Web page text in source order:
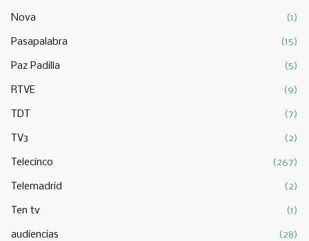
Nova (1)
Pasapalabra (15)
Paz Padilla (5)
RTVE (9)
TDT (7)
TV3 (2)
Telecinco (267)
Telemadrid (2)
Ten tv (1)
audiencias (28)